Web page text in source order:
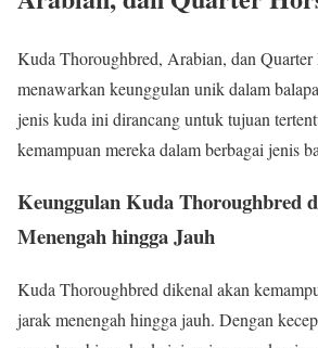
Kuda Thoroughbred, Arabian, dan Quarter
menawarkan keunggulan unik dalam
jenis kuda ini dirancang untuk tujuan
kemampuan mereka dalam berbagai jenis
Keunggulan Kuda Thoroughbred
Menengah hingga Jauh
Kuda Thoroughbred dikenal akan
jarak menengah hingga jauh. Dengan